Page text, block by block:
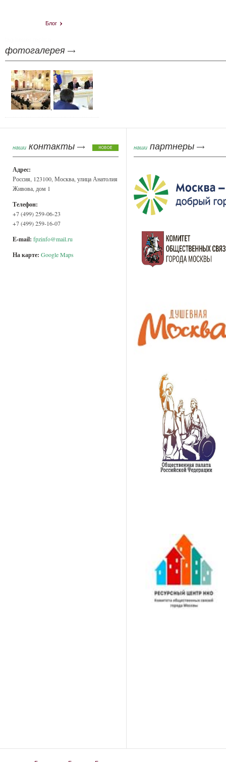
Блог
фотогалерея
,
наши контакты
Адрес:
Россия, 123100, Москва, улица Анатолия
Живова, дом 1
Телефон:
+7 (499) 259-06-23
+7 (499) 259-16-07
E-mail: fpzinfo@mail.ru
На карте: Google Maps
наши партнеры